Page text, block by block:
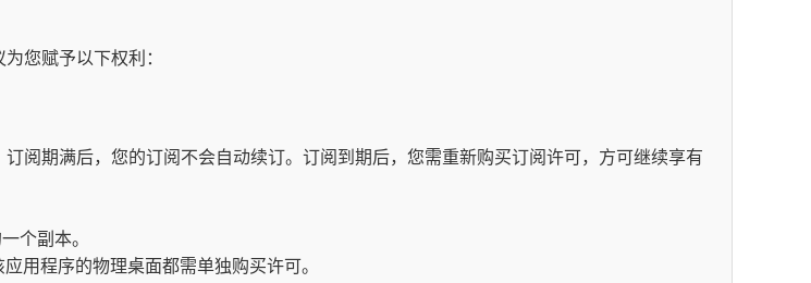
您赋予以下权利：
阅期满后，您的订阅不会自动续订。订阅到期后，您需重新购买订阅许可，方可继续享有
个副本。
用程序的物理桌面都需单独购买许可。